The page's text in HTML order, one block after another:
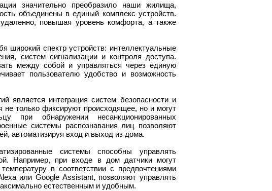
значительно преобразило наши жилища,
объединены в единый комплекс устройств.
повышая уровень комфорта, а также
широкий спектр устройств: интеллектуальные
систем сигнализации и контроля доступа.
между собой и управляться через единую
пользователю удобство и возможность
является интеграция систем безопасности и
только фиксируют происходящее, но и могут
при обнаружении несанкционированных
системы распознавания лиц позволяют
автоматизируя вход и выход из дома.
системы способны управлять
Например, при входе в дом датчики могут
в соответствии с предпочтениями
или Google Assistant, позволяют управлять
естественным и удобным.